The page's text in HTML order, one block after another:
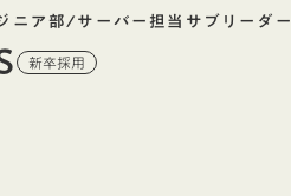
ニア部/サーバー担当サブリーダー
新卒採用